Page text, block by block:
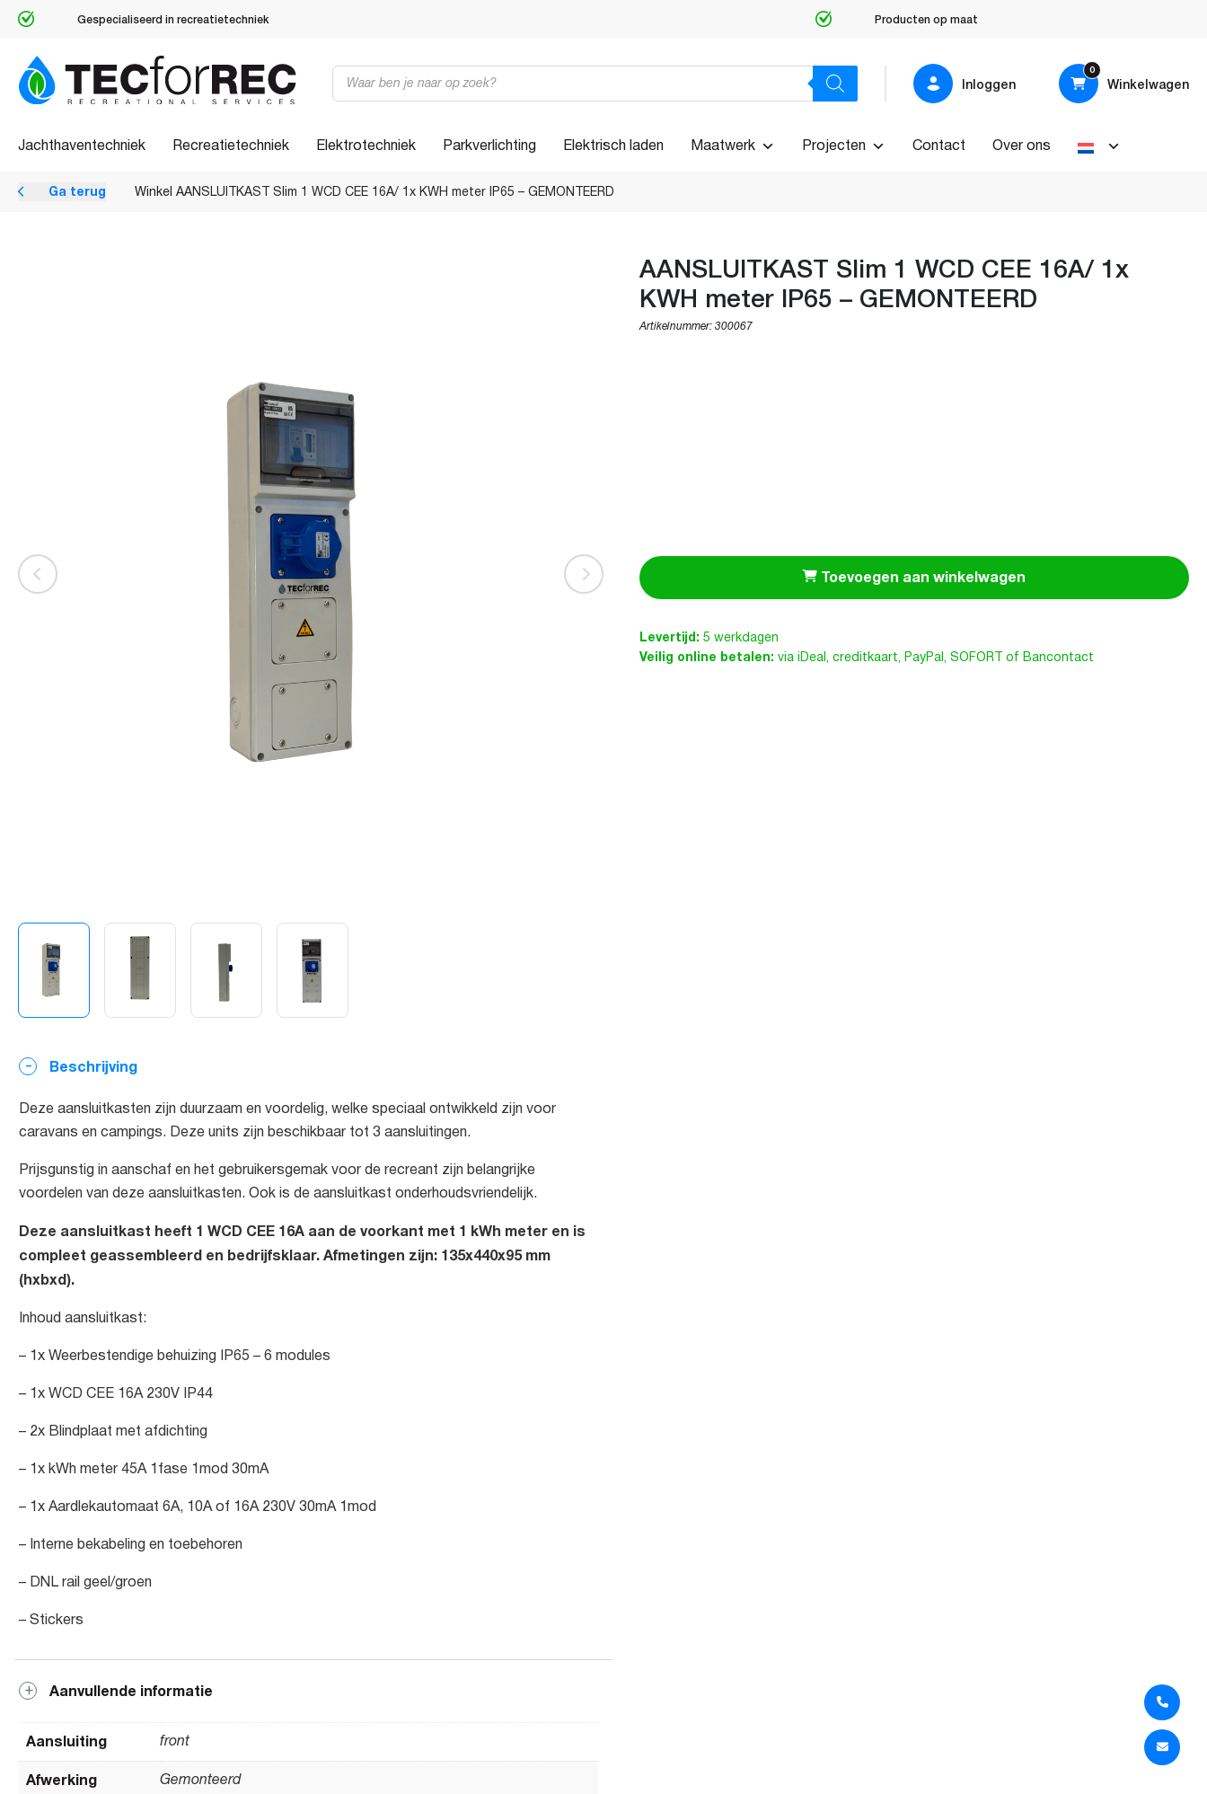
Gespecialiseerd in recreatietechniek Producten op maat
Producten
zoeken Inloggen
0
Winkelwagen
Jachthaventechniek Recreatietechniek Elektrotechniek Parkverlichting Elektrisch laden Maatwerk Projecten Contact Over ons
Ga terug Winkel AANSLUITKAST Slim 1 WCD CEE 16A/ 1x KWH meter IP65 – GEMONTEERD
Beschrijving
Deze aansluitkasten zijn duurzaam en voordelig, welke speciaal ontwikkeld zijn voor
caravans en campings. Deze units zijn beschikbaar tot 3 aansluitingen.
Prijsgunstig in aanschaf en het gebruikersgemak voor de recreant zijn belangrijke
voordelen van deze aansluitkasten. Ook is de aansluitkast onderhoudsvriendelijk.
Deze aansluitkast heeft 1 WCD CEE 16A aan de voorkant met 1 kWh meter en is
compleet geassembleerd en bedrijfsklaar. Afmetingen zijn: 135x440x95 mm
(hxbxd).
Inhoud aansluitkast:
– 1x Weerbestendige behuizing IP65 – 6 modules
– 1x WCD CEE 16A 230V IP44
– 2x Blindplaat met afdichting
– 1x kWh meter 45A 1fase 1mod 30mA
– 1x Aardlekautomaat 6A, 10A of 16A 230V 30mA 1mod
– Interne bekabeling en toebehoren
– DNL rail geel/groen
– Stickers
Aanvullende informatie
Aansluiting front
Afwerking Gemonteerd
AANSLUITKAST Slim 1 WCD CEE 16A/ 1x
KWH meter IP65 – GEMONTEERD
Artikelnummer:300067
Toevoegen aan winkelwagen
Levertijd: 5 werkdagen
Veilig online betalen: via iDeal, creditkaart, PayPal, SOFORT of Bancontact